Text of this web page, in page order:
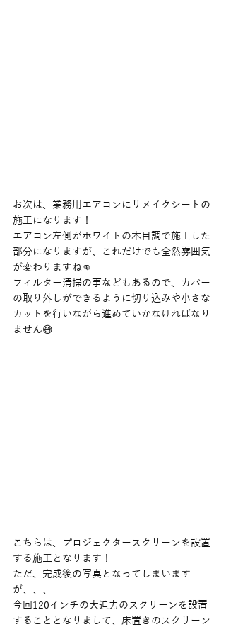
お次は、業務用エアコンにリメイクシートの
施工になります！
エアコン左側がホワイトの木目調で施工した
部分になりますが、これだけでも全然雰囲気
が変わりますね👊
フィルター清掃の事などもあるので、カバー
の取り外しができるように切り込みや小さな
カットを行いながら進めていかなければなり
ません😅
こちらは、プロジェクタースクリーンを設置
する施工となります！
ただ、完成後の写真となってしまいます
が、、、
今回120インチの大迫力のスクリーンを設置
することとなりまして、床置きのスクリーン